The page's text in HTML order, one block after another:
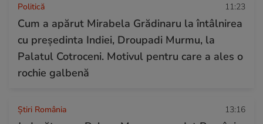
Politică 11:23
Cum a apărut Mirabela Grădinaru la întâlnirea
cu președinta Indiei, Droupadi Murmu, la
Palatul Cotroceni. Motivul pentru care a ales o
rochie galbenă
Știri România 13:16